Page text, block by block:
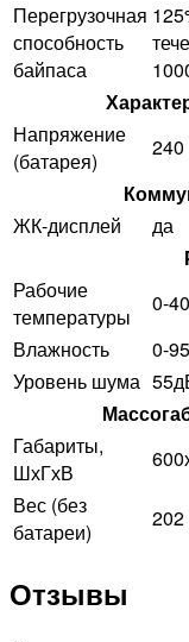
Перегрузочная
способность
байпаса
Напряжение
(батарея)
ЖК-дисплей
да
Рабочие
температуры
0-
Влажность
0-
Уровень шума
Габариты,
ШхГхВ
Вес (без
батареи)
202
Отзывы